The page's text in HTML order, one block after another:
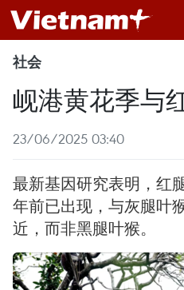
社会
岘港黄花季与
23/06/2025 03:40
最新基因研究表明，红
年前已出现，与灰腿叶
近，而非黑腿叶猴。